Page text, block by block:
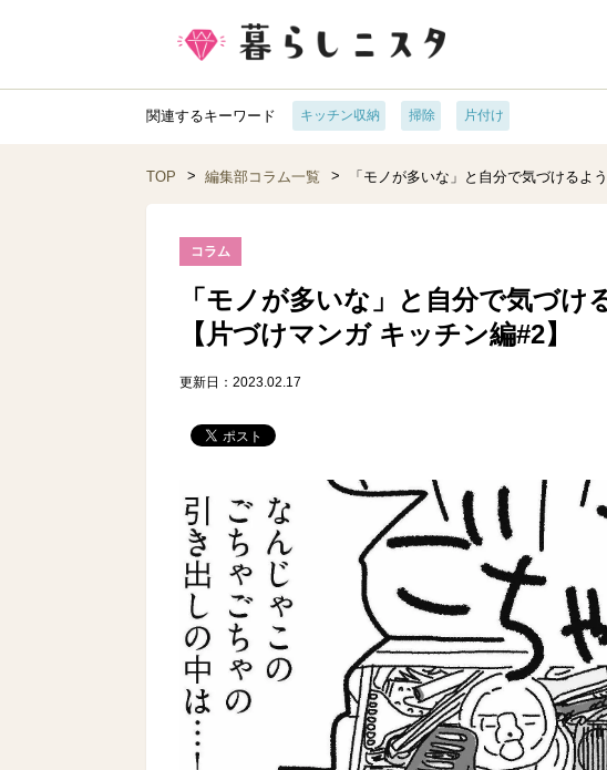
関連するキーワード キッチン収納 掃除 片付け
TOP 編集部コラム一覧 「モノが多いな」と自分で気づけるよ
コラム
「モノが多いな」と自分で気づけ
【片づけマンガ キッチン編#2】
更新日：2023.02.17